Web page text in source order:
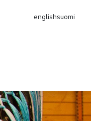
englishsuomi